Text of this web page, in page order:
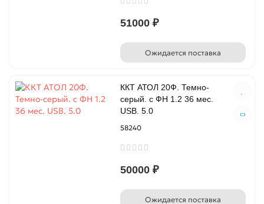
51000 ₽
Ожидается поставка
ККТ АТОЛ 20Ф. Темно-
серый. с ФН 1.2 36 мес.
USB. 5.0
58240
50000 ₽
Ожидается поставка